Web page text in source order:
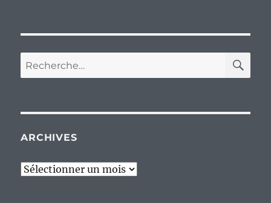
Recherche
pour :
ARCHIVES
Archives